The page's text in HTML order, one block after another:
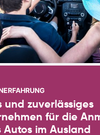
und zuverlässiges
für die
Autos im Ausland